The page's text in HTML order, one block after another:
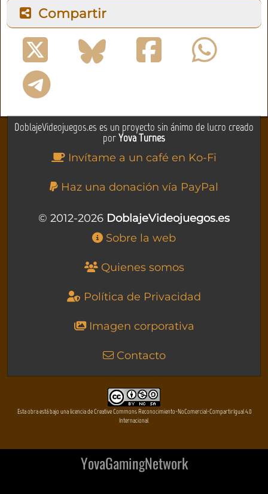
Compartir
DoblajeVideojuegos.es es un proyecto sin ánimo de lucro creado
porYova Turnes
Invítame a un café en Ko-Fi
Haz una donación vía PayPal
© 2012-2026 DoblajeVideojuegos.es
Sobre la web
Quienes somos
Política de Privacidad
Imagen corporativa
Contacto
Esta obra está bajo una licencia de Creative Commons Reconocimiento-NoComercial-CompartirIgual 4.0
Internacional
YovaGamingNetwork